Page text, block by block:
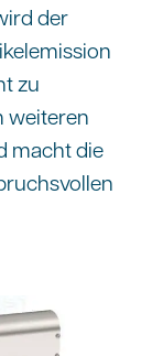
der
zu
weiteren
macht die